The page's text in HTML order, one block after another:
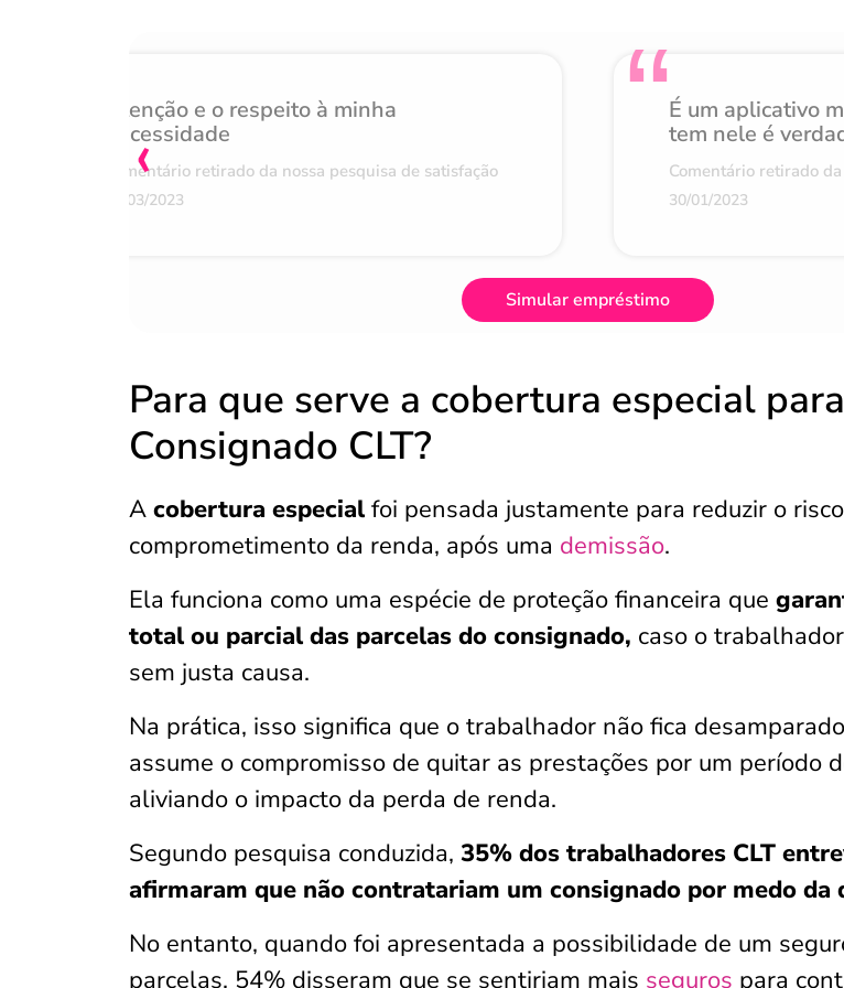
Atenção e o respeito à minha
necessidade
Comentário retirado da nossa pesquisa de satisfação
07/03/2023
É um aplicativo
tem nele é
Comentário retirado da
30/01/2023
‹
Simular empréstimo
Para que serve a cobertura especial para
Consignado CLT?
A cobertura especial foi pensada justamente para reduzir o
comprometimento da renda, após uma demissão.
Ela funciona como uma espécie de proteção financeira que
total ou parcial das parcelas do consignado, caso o
sem justa causa.
Na prática, isso significa que o trabalhador não fica
assume o compromisso de quitar as prestações por um período
aliviando o impacto da perda de renda.
Segundo pesquisa conduzida, 35% dos trabalhadores CLT
afirmaram que não contratariam um consignado por medo da
No entanto, quando foi apresentada a possibilidade de um
parcelas, 54% disseram que se sentiriam mais seguros para